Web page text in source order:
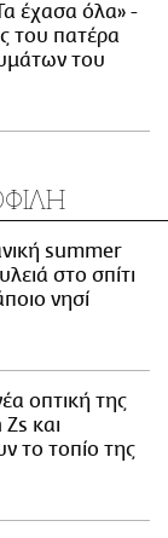
έχασα όλα» -
του πατέρα
του
summer
στο σπίτι
νησί
οπτική της
και
το τοπίο της